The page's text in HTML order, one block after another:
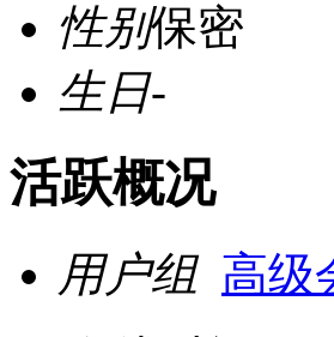
性别保密
生日-
活跃概况
用户组 高级